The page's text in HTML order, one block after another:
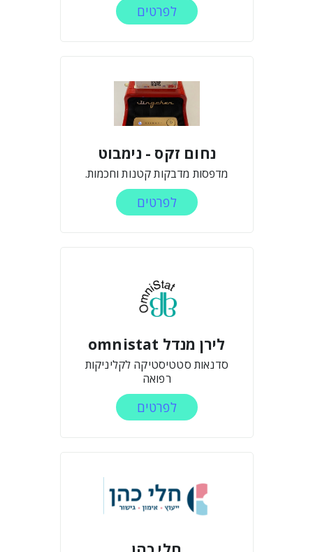
לפרטים
נחום זקס - נימבוט
מדפסות מדבקות קטנות וחכמות.
לפרטים
לירן מנדל omnistat
סדנאות סטטיסטיקה לקליניקות
רפואה
לפרטים